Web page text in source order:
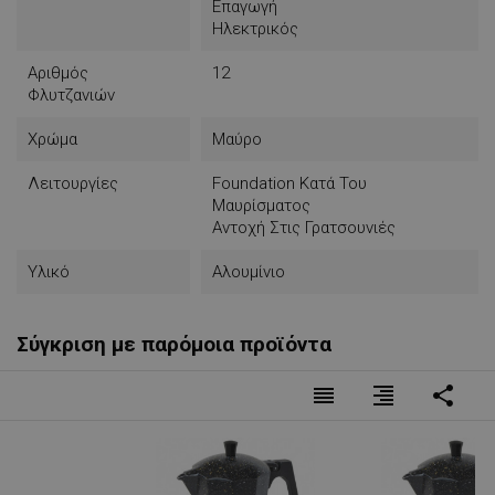
Επαγωγή
Ηλεκτρικός
Αριθμός
Φλυτζανιών
12
Χρώμα Μαύρο
Λειτουργίες
Foundation Κατά Του
Μαυρίσματος
Αντοχή Στις Γρατσουνιές
Υλικό Αλουμίνιο
Σύγκριση με παρόμοια προϊόντα
reorder format_align_right share